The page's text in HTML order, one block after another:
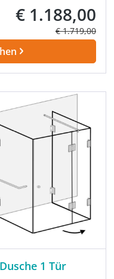
Verkaufspreis:
€ 1.188,00
Regulärer
€ 1.719,00
1 Tür